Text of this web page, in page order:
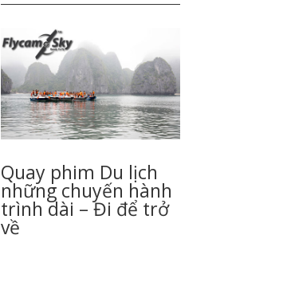
Quay phim Du lịch
những chuyến hành
trình dài – Đi để trở
về